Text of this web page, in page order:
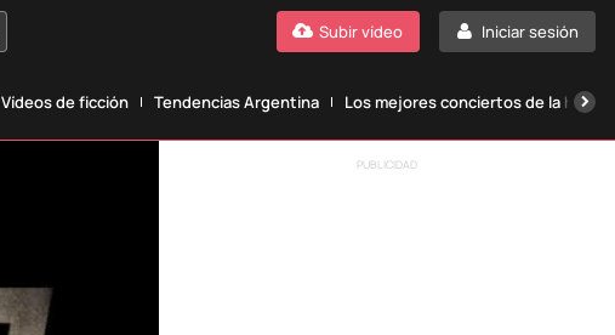
Iniciar sesión
Subir vídeo
Vídeos de ficción Tendencias Argentina Los mejores conciertos de la
PUBLICIDAD